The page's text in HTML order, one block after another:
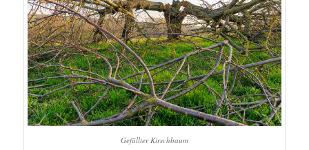
Gefällter Kirschbaum